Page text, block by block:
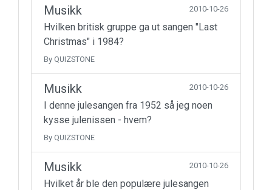
Musikk 2010-10-26
Hvilken britisk gruppe ga ut sangen "Last
Christmas" i 1984?
By QUIZSTONE
Musikk 2010-10-26
I denne julesangen fra 1952 så jeg noen
kysse julenissen - hvem?
By QUIZSTONE
Musikk 2010-10-26
Hvilket år ble den populære julesangen